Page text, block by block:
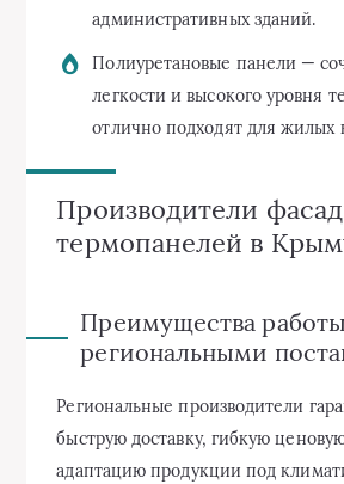
административных зданий.
Полиуретановые панели —
легкости и высокого уровня
отлично подходят для жилых
Производители
термопанелей в
Преимущества
региональными
Региональные производители
быструю доставку, гибкую
адаптацию продукции под